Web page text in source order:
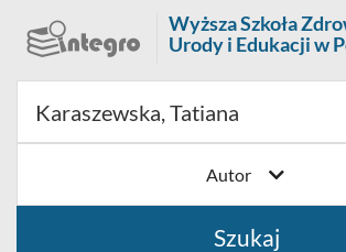
Menu
główne
Wyszukiwarka
Treść
główna
Prolib
Integro
strona
główna
Wyższa Szkoła
Urody i Edukacji w
Autor
Szukaj